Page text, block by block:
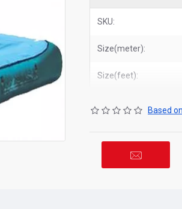
SKU:
Size(meter):
Size(feet):
Based